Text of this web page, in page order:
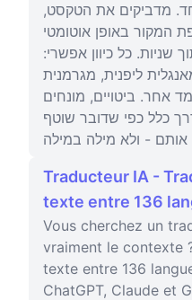
מדביקים את הטקסט,
המקור באופן אוטומטי
שניות. כל כיוון אפשרי:
ליפנית, מגרמנית
אחר. ביטויים, מונחים
כלל כפי שדובר שוטף
Traducteur IA -
texte entre 136
Vous cherchez un
vraiment le contexte
texte entre 136
ChatGPT, Claude et